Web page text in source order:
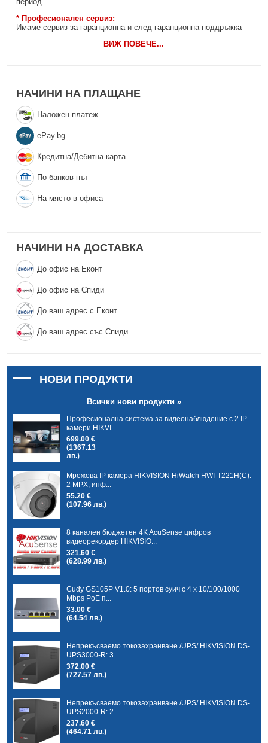
* Професионален сервиз:
Имаме сервиз за гаранционна и след гаранционна поддръжка
ВИЖ ПОВЕЧЕ...
НАЧИНИ НА ПЛАЩАНЕ
Наложен платеж
еPay.bg
Кредитна/Дебитна карта
По банков път
На място в офиса
НАЧИНИ НА ДОСТАВКА
До офис на Еконт
До офис на Спиди
До ваш адрес с Еконт
До ваш адрес със Спиди
НОВИ ПРОДУКТИ
Всички нови продукти »
Професионална система за видеонаблюдение с 2 IP
камери HIKVI...
699.00 €
(1367.13
лв.)
Мрежова IP камера HIKVISION HiWatch HWI-T221H(C):
2 MPX, инф...
55.20 €
(107.96 лв.)
8 канален бюджетен 4K AcuSense цифров
видеорекордер HIKVISIO...
321.60 €
(628.99 лв.)
Cudy GS105P V1.0: 5 портов суич с 4 x 10/100/1000
Mbps PoE п...
33.00 €
(64.54 лв.)
Непрекъсваемо токозахранване /UPS/ HIKVISION DS-
UPS3000-R: 3...
372.00 €
(727.57 лв.)
Непрекъсваемо токозахранване /UPS/ HIKVISION DS-
UPS2000-R: 2...
237.60 €
(464.71 лв.)